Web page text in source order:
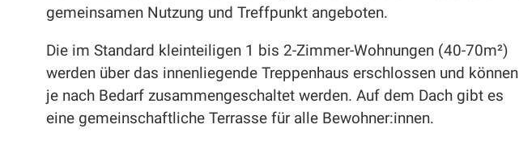
gemeinsamen Nutzung und Treffpunkt angeboten.
Die im Standard kleinteiligen 1 bis 2-Zimmer-Wohnungen (40-70m²)
werden über das innenliegende Treppenhaus erschlossen und können
je nach Bedarf zusammengeschaltet werden. Auf dem Dach gibt es
eine gemeinschaftliche Terrasse für alle Bewohner:innen.